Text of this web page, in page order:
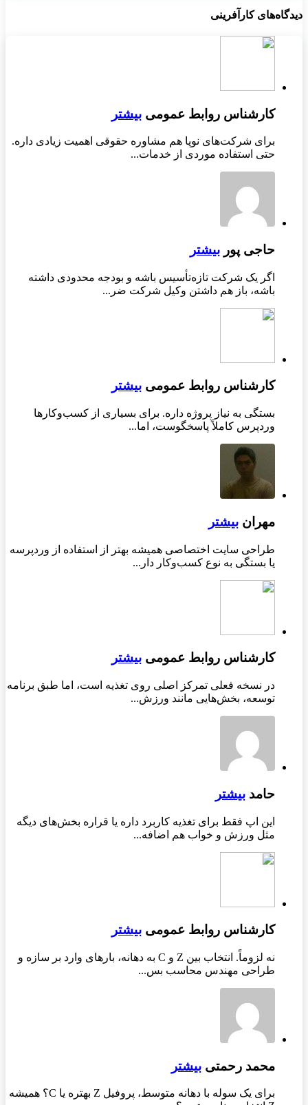
دیدگاه‌های کارآفرینی
کارشناس روابط عمومی بیشتر
برای شرکت‌های نوپا هم مشاوره حقوقی اهمیت زیادی داره.
حتی استفاده موردی از خدمات...
حاجی پور بیشتر
اگر یک شرکت تازه‌تأسیس باشه و بودجه محدودی داشته
باشه، باز هم داشتن وکیل شرکت ضر...
کارشناس روابط عمومی بیشتر
بستگی به نیاز پروژه داره. برای بسیاری از کسب‌وکارها
وردپرس کاملاً پاسخگوست، اما...
مهران بیشتر
طراحی سایت اختصاصی همیشه بهتر از استفاده از وردپرسه
یا بستگی به نوع کسب‌وکار دار...
کارشناس روابط عمومی بیشتر
در نسخه فعلی تمرکز اصلی روی تغذیه است، اما طبق برنامه
توسعه، بخش‌هایی مانند ورزش...
حامد بیشتر
این اپ فقط برای تغذیه کاربرد داره یا قراره بخش‌های دیگه
مثل ورزش و خواب هم اضافه...
کارشناس روابط عمومی بیشتر
نه لزوماً. انتخاب بین Z و C به دهانه، بارهای وارد بر سازه و
طراحی مهندس محاسب بس...
محمد رحمتی بیشتر
برای یک سوله با دهانه متوسط، پروفیل Z بهتره یا C؟ همیشه